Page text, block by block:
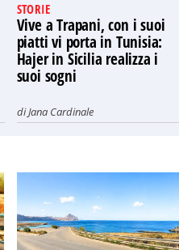
STORIE
Vive a Trapani, con i suoi
piatti vi porta in Tunisia:
Hajer in Sicilia realizza i
suoi sogni
diJana Cardinale